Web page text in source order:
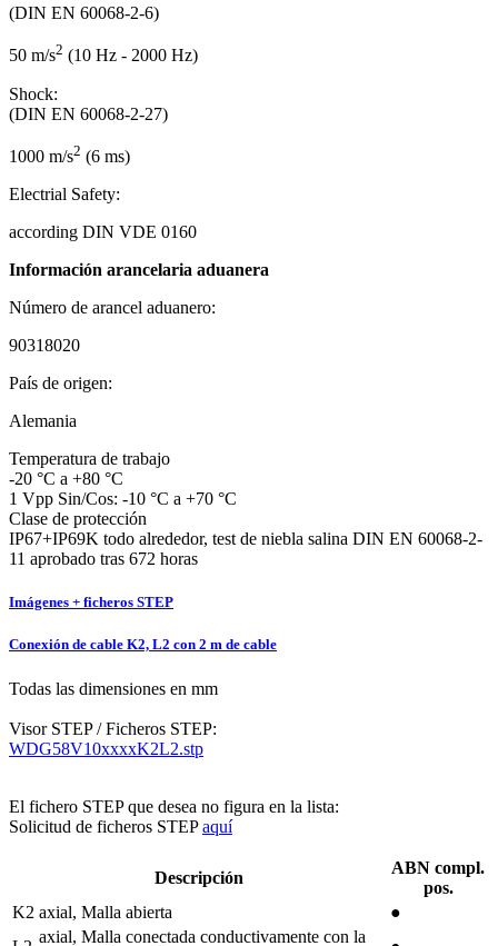
(DIN EN 60068-2-6)
50 m/s2 (10 Hz - 2000 Hz)
Shock:
(DIN EN 60068-2-27)
1000 m/s2 (6 ms)
Electrial Safety:
according DIN VDE 0160
Información arancelaria aduanera
Número de arancel aduanero:
90318020
País de origen:
Alemania
Temperatura de trabajo
-20 °C a +80 °C
1 Vpp Sin/Cos: -10 °C a +70 °C
Clase de protección
IP67+IP69K todo alrededor, test de niebla salina DIN EN 60068-2-
11 aprobado tras 672 horas
Imágenes + ficheros STEP
Conexión de cable K2, L2 con 2 m de cable
Todas las dimensiones en mm
Visor STEP / Ficheros STEP:
WDG58V10xxxxK2L2.stp
El fichero STEP que desea no figura en la lista:
Solicitud de ficheros STEPaquí
Descripción
ABN compl.
pos.
K2 axial, Malla abierta
●
axial, Malla conectada conductivamente con la